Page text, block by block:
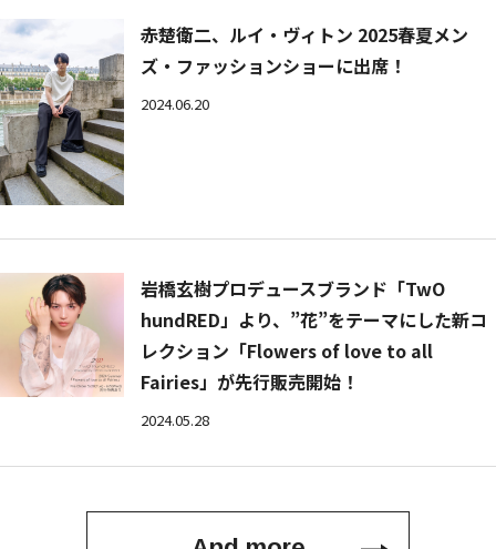
赤楚衛二、ルイ・ヴィトン 2025春夏メン
ズ・ファッションショーに出席！
2024.06.20
岩橋玄樹プロデュースブランド「TwO
hundRED」より、”花”をテーマにした新コ
レクション「Flowers of love to all
Fairies」が先行販売開始！
2024.05.28